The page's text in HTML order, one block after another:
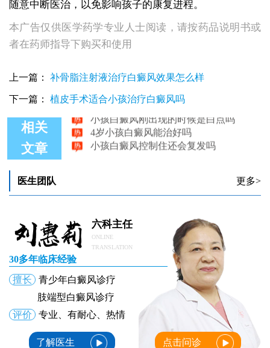
随意中断医治，以免影响孩子的康复进程。
本广告仅供医学药学专业人士阅读，请按药品说明书或
者在药师指导下购买和使用
上一篇： 补骨脂注射液治疗白癜风效果怎么样
下一篇： 植皮手术适合小孩治疗白癜风吗
相关
文章
小孩白癜风照了308后又红又疼怎么办
小孩白癜风照308后又红又疼怎么回事
4岁小孩白癜风能治好吗
小孩白癜风控制住还会复发吗
医生团队 更多>
六科主任
ONLINE
TRANSLATION
30多年临床经验
擅长
青少年白癜风诊疗
肢端型白癜风诊疗
评价
专业、有耐心、热情
了解医生 点击问诊